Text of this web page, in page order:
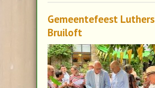
Gemeentefeest Luthers
Bruiloft